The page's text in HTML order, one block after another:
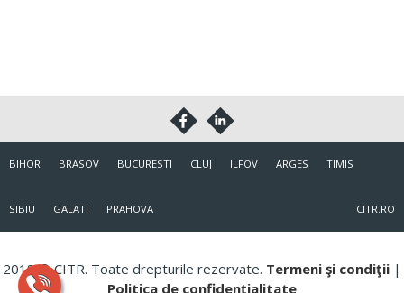
BIHOR BRASOV BUCURESTI CLUJ ILFOV ARGES TIMIS
SIBIU GALATI PRAHOVA CITR.RO
2018 © CITR. Toate drepturile rezervate. Termeni şi condiţii |
Politica de confidenţialitate